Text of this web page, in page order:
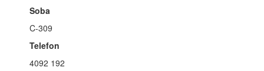
Soba
C-309
Telefon
4092 192